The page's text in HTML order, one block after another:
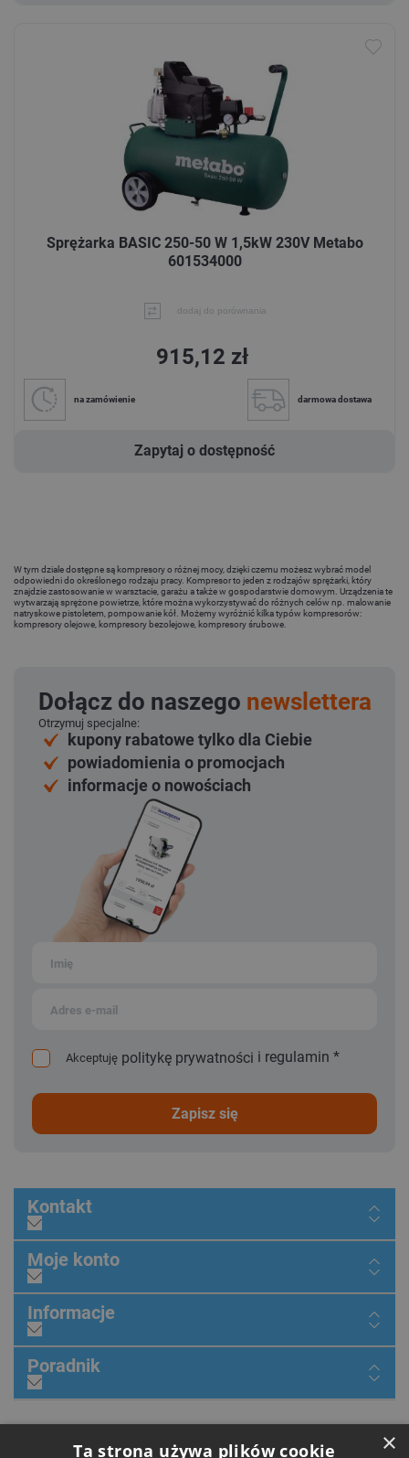
Sprężarka BASIC 250-50 W 1,5kW 230V Metabo
601534000
dodaj do porównania
915,12 zł
na zamówienie darmowa dostawa
Zapytaj o dostępność
W tym dziale dostępne są kompresory o różnej mocy, dzięki czemu możesz wybrać model
odpowiedni do określonego rodzaju pracy. Kompresor to jeden z rodzajów sprężarki, który
znajdzie zastosowanie w warsztacie, garażu a także w gospodarstwie domowym. Urządzenia te
wytwarzają sprężone powietrze, które można wykorzystywać do różnych celów np. malowanie
natryskowe pistoletem, pompowanie kół. Możemy wyróżnić kilka typów kompresorów:
kompresory olejowe, kompresory bezolejowe, kompresory śrubowe.
Dołącz do naszego newslettera
Otrzymuj specjalne:
kupony rabatowe tylko dla Ciebie
powiadomienia o promocjach
informacje o nowościach
Akceptuję politykę prywatności i regulamin *
zapisz się
Kontakt
Moje konto
Informacje
Poradnik
×
Ta strona używa plików cookie